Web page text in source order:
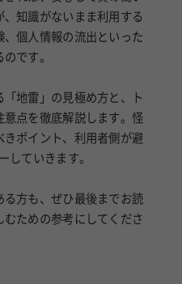
知識がないまま利用する
個人情報の流出といった
です。
地雷」の見極め方と、ト
意点を徹底解説します。怪
きポイント、利用者側が避
していきます。
方も、ぜひ最後までお読
ための参考にしてくださ